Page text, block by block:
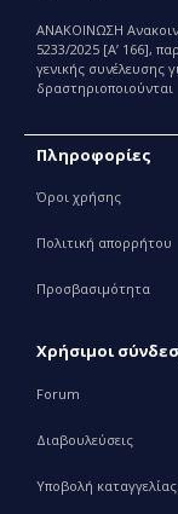
ΑΝΑΚΟΙΝΩΣΗ
5233/2025 [Α’ 166],
γενικής συνέλευσης
δραστηριοποιούνται
Πληροφορίες
Όροι χρήσης
Πολιτική απορρήτου
Προσβασιμότητα
Χρήσιμοι
Forum
Διαβουλεύσεις
Υποβολή